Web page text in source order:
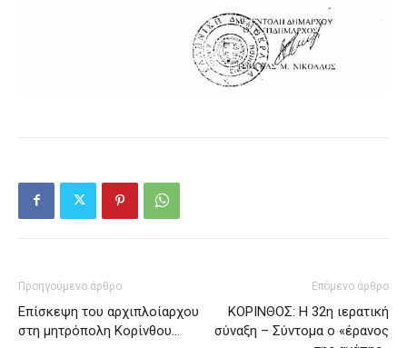
Προηγούμενο άρθρο
Επίσκεψη του αρχιπλοίαρχου
στη μητρόπολη Κορίνθου…
Επόμενο άρθρο
ΚΟΡΙΝΘΟΣ: Η 32η ιερατική
σύναξη – Σύντομα ο «έρανος